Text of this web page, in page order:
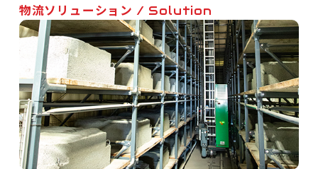
物流ソリューション / Solution